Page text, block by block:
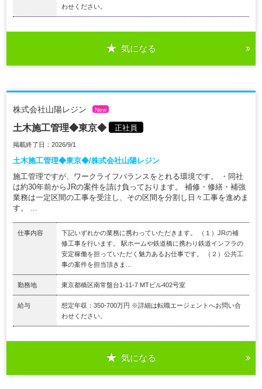
わせください。
気になる
株式会社山陽レジン New
土木施工管理◆東京◆ 正社員
掲載終了日：2026/9/1
土木施工管理◆東京◆/株式会社山陽レジン
施工管理ですが、ワークライフバランスをとれる環境です。 ・同社
は約30年前からJRの案件を請け負っております。 補修・修繕・補強
業務は一定区間の工事を受注し、その区間を分割し日々工事を進めま
す。 ...
仕事内容
下記いずれかの業務に携わっていただきます。 （１）JRの補
修工事を行います。 駅ホームや鉄道橋に携わり鉄道インフラの
安定稼働を担っていただく魅力あるお仕事です。 （２）公共工
事の案件を担当頂きま...
勤務地 東京都橋区南常盤台1-11-7 MTビル402号室
給与
想定年収：350-700万円 ※詳細は転職エージェントへお問い合
わせください。
気になる